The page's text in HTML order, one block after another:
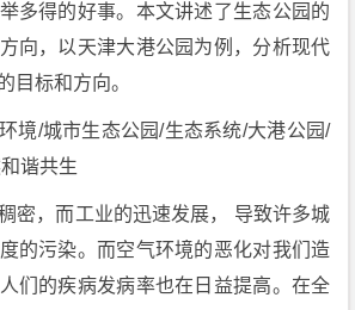
多得的好事。本文讲述了生态公园的
向，以天津大港公园为例，分析现代
目标和方向。
境/城市生态公园/生态系统/大港公园/
谐共生
密，而工业的迅速发展，
导致许多城
的污染。而空气环境的恶化对我们造
们的疾病发病率也在日益提高。在全